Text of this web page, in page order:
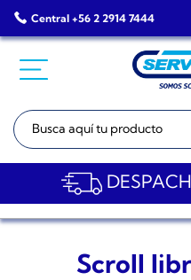
Saltar
al
Central +56 2 2914 7444
Buscar:
Scroll